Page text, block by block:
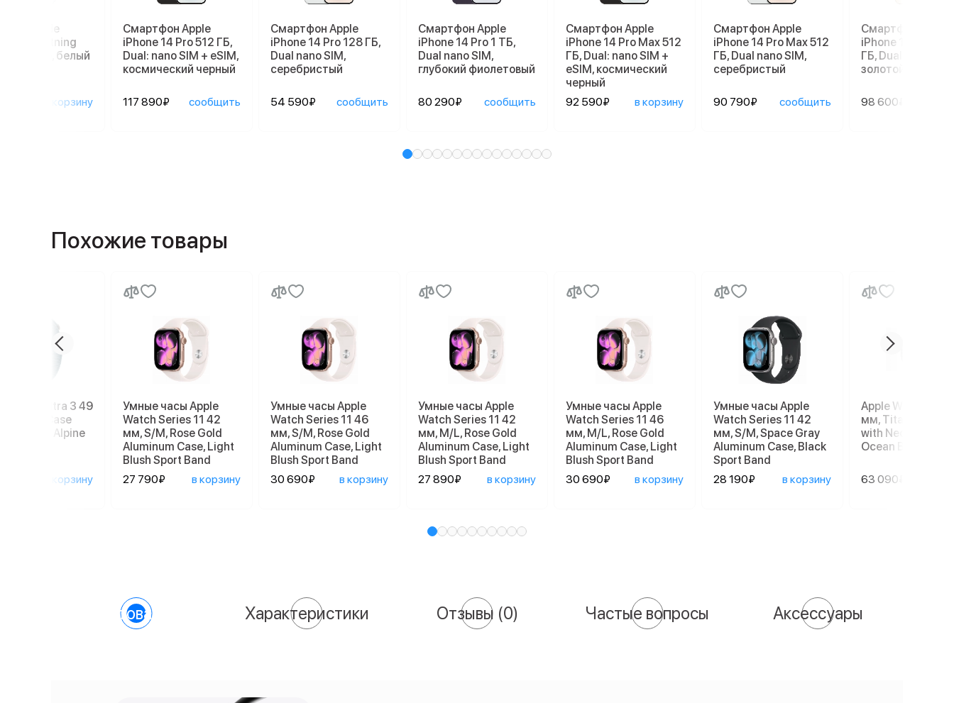
Apple
3 Lightning
Case, белый
в корзину
Смартфон Apple
iPhone 14 Pro 512 ГБ,
Dual: nano SIM + eSIM,
космический черный
117 890₽ сообщить
Смартфон Apple
iPhone 14 Pro 128 ГБ,
Dual nano SIM,
серебристый
54 590₽ сообщить
Смартфон Apple
iPhone 14 Pro 1 ТБ,
Dual nano SIM,
глубокий фиолетовый
80 290₽ сообщить
Смартфон Apple
iPhone 14 Pro Max 512
ГБ, Dual: nano SIM +
eSIM, космический
черный
92 590₽
в корзину
Смартфон Apple
iPhone 14 Pro Max 512
ГБ, Dual nano SIM,
серебристый
90 790₽ сообщить
Смартфон Apple
iPhone 14 Pro
ГБ, Dual nano SIM,
золотой
98 600₽
Похожие товары
Watch Ultra 3 49
Case
Blue Alpine
в корзину
Умные часы Apple
Watch Series 11 42
мм, S/M, Rose Gold
Aluminum Case, Light
Blush Sport Band
27 790₽
в корзину
Умные часы Apple
Watch Series 11 46
мм, S/M, Rose Gold
Aluminum Case, Light
Blush Sport Band
30 690₽
в корзину
Умные часы Apple
Watch Series 11 42
мм, M/L, Rose Gold
Aluminum Case, Light
Blush Sport Band
27 890₽
в корзину
Умные часы Apple
Watch Series 11 46
мм, M/L, Rose Gold
Aluminum Case, Light
Blush Sport Band
30 690₽
в корзину
Умные часы Apple
Watch Series 11 42
мм, S/M, Space Gray
Aluminum Case, Black
Sport Band
28 190₽
в корзину
Apple Watch
мм, Titanium
with Neon Green
Ocean Band
63 090₽
О товаре Характеристики Отзывы (0) Частые вопросы Аксессуары